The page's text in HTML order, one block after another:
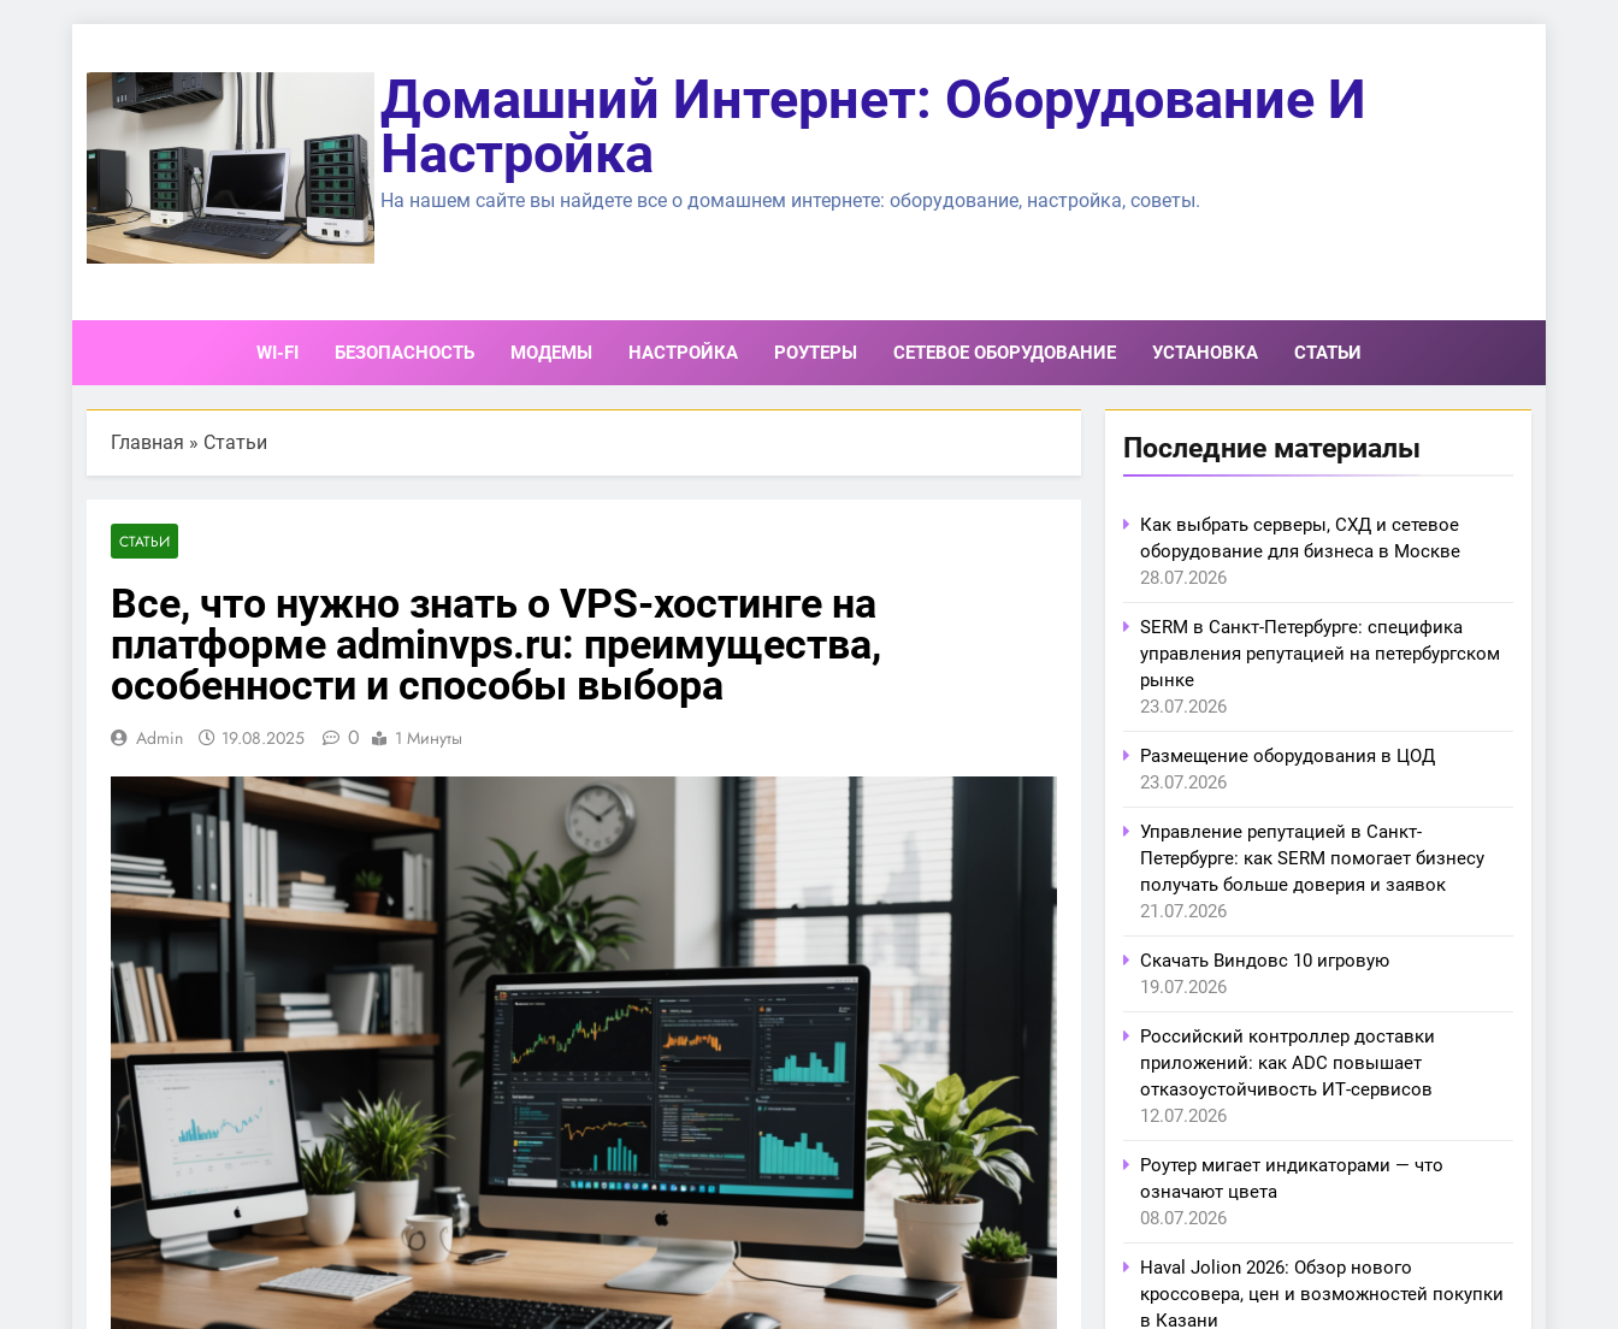
содержимому
Домашний Интернет: Оборудование И
Настройка
На нашем сайте вы найдете все о домашнем интернете: оборудование, настройка, советы.
WI-FI БЕЗОПАСНОСТЬ МОДЕМЫ НАСТРОЙКА РОУТЕРЫ СЕТЕВОЕ ОБОРУДОВАНИЕ УСТАНОВКА СТАТЬИ
Главная » Статьи
СТАТЬИ
Все, что нужно знать о VPS-хостинге на
платформе adminvps.ru: преимущества,
особенности и способы выбора
Admin 19.08.2025 0 1 Минуты
Последние материалы
Как выбрать серверы, СХД и сетевое
оборудование для бизнеса в Москве
28.07.2026
SERM в Санкт-Петербурге: специфика
управления репутацией на петербургском
рынке
23.07.2026
Размещение оборудования в ЦОД
23.07.2026
Управление репутацией в Санкт-
Петербурге: как SERM помогает бизнесу
получать больше доверия и заявок
21.07.2026
Скачать Виндовс 10 игровую
19.07.2026
Российский контроллер доставки
приложений: как ADC повышает
отказоустойчивость ИТ-сервисов
12.07.2026
Роутер мигает индикаторами — что
означают цвета
08.07.2026
Haval Jolion 2026: Обзор нового
кроссовера, цен и возможностей покупки
в Казани